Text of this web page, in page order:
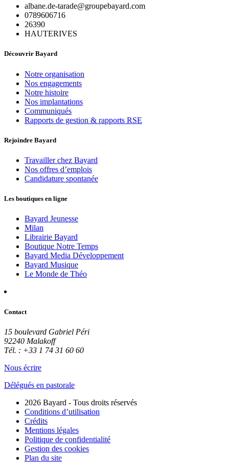
albane.de-tarade@groupebayard.com
0789606716
26390
HAUTERIVES
Découvrir Bayard
Notre organisation
Nos engagements
Notre histoire
Nos implantations
Communiqués
Rapports de gestion & rapports RSE
Rejoindre Bayard
Travailler chez Bayard
Nos offres d’emplois
Candidature spontanée
Les boutiques en ligne
Bayard Jeunesse
Milan
Librairie Bayard
Boutique Notre Temps
Bayard Media Développement
Bayard Musique
Le Monde de Théo
Contact
15 boulevard Gabriel Péri
92240 Malakoff
Tél. : +33 1 74 31 60 60
Nous écrire
Délégués en pastorale
2026 Bayard - Tous droits réservés
Conditions d’utilisation
Crédits
Mentions légales
Politique de confidentialité
Gestion des cookies
Plan du site